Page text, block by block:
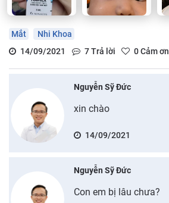
Mắt
Nhi Khoa
14/09/2021
7Trả lời 0Cảm ơn
Nguyễn Sỹ Đức
xin chào
14/09/2021
Nguyễn Sỹ Đức
Con em bị lâu chưa?